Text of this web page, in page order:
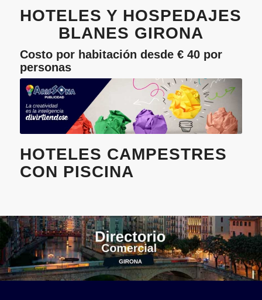
HOTELES Y HOSPEDAJES
BLANES GIRONA
Costo por habitación desde € 40 por
personas
HOTELES CAMPESTRES
CON PISCINA